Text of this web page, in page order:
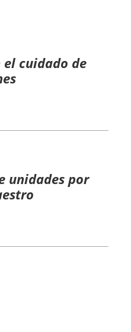
cuidado de
unidades por